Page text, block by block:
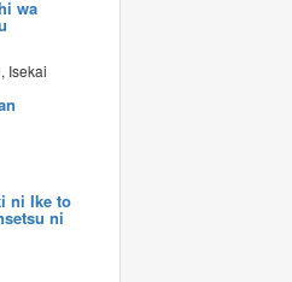
wa
Isekai
ni Ike to
ni